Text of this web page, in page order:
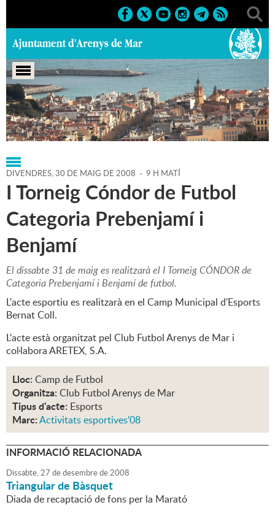
Portada > Regidories > Esports > Agenda > 30-05-2008
DIVENDRES,30 DE MAIG DE 2008 - 9 H MATÍ
I Torneig Cóndor de Futbol
Categoria Prebenjamí i
Benjamí
El dissabte 31 de maig es realitzarà el I Torneig CÓNDOR de
Categoria Prebenjamí i Benjamí de futbol.
L'acte esportiu es realitzarà en el Camp Municipal d'Esports
Bernat Coll.
L'acte està organitzat pel Club Futbol Arenys de Mar i
col·labora ARETEX, S.A.
Lloc: Camp de Futbol
Organitza: Club Futbol Arenys de Mar
Tipus d'acte: Esports
Marc:Activitats esportives'08
INFORMACIÓ RELACIONADA
Dissabte,27 dedesembrede2008
Triangular de Bàsquet
Diada de recaptació de fons per la Marató